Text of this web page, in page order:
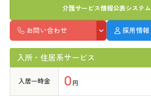
お問い合わせ 採用情報
入所・住居系サービス
入居一時金 0円
介護サービス情報公表システム